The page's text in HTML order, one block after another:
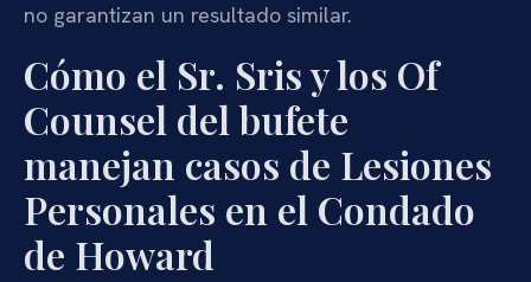
no garantizan un resultado similar.
Cómo el Sr. Sris y los Of
Counsel del bufete
manejan casos de Lesiones
Personales en el Condado
de Howard